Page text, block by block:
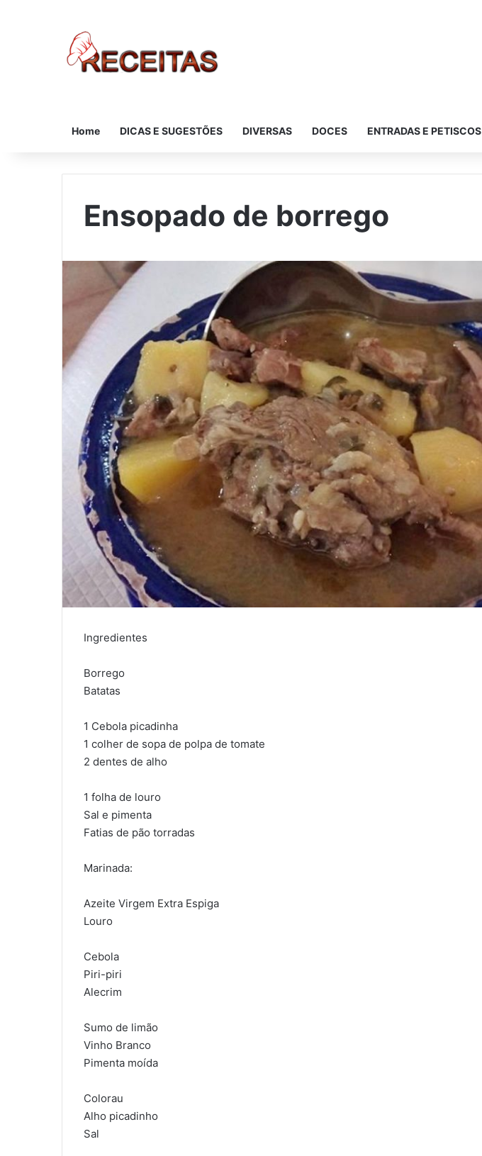
Home DICAS E SUGESTÕES DIVERSAS DOCES ENTRADAS E PETISCOS
Ensopado de borrego
Ingredientes
Borrego
Batatas
1 Cebola picadinha
1 colher de sopa de polpa de tomate
2 dentes de alho
1 folha de louro
Sal e pimenta
Fatias de pão torradas
Marinada:
Azeite Virgem Extra Espiga
Louro
Cebola
Piri-piri
Alecrim
Sumo de limão
Vinho Branco
Pimenta moída
Colorau
Alho picadinho
Sal